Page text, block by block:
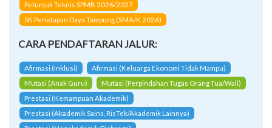
Petunjuk Teknis SPMB 2026/2027
SK Penetapan Daya Tampung (SMA/K 2026)
CARA PENDAFTARAN JALUR:
Afirmasi (Inklusi)
Afirmasi (Keluarga Ekonomi Tidak Mampu)
Mutasi (Anak Guru)
Mutasi (Perpindahan Tugas Orang Tua/Wali)
Prestasi (Kemampuan Akademik)
Prestasi (Akademik Sains, RisTek/Akademik Lainnya)